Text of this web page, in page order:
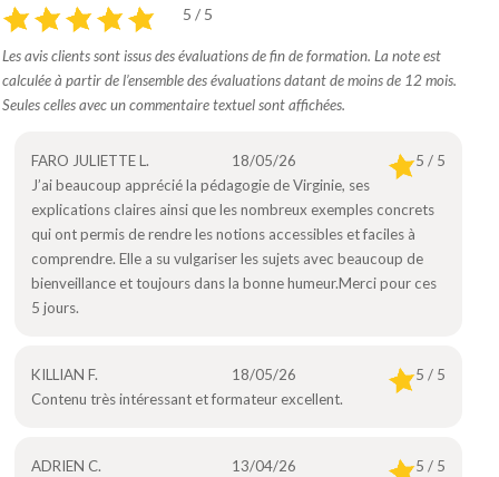
5 / 5
Les avis clients sont issus des évaluations de fin de formation. La note est
calculée à partir de l’ensemble des évaluations datant de moins de 12 mois.
Seules celles avec un commentaire textuel sont affichées.
FARO JULIETTE L. 18/05/26
5 / 5
J’ai beaucoup apprécié la pédagogie de Virginie, ses
explications claires ainsi que les nombreux exemples concrets
qui ont permis de rendre les notions accessibles et faciles à
comprendre. Elle a su vulgariser les sujets avec beaucoup de
bienveillance et toujours dans la bonne humeur.Merci pour ces
5 jours.
KILLIAN F. 18/05/26
5 / 5
Contenu très intéressant et formateur excellent.
ADRIEN C. 13/04/26
5 / 5